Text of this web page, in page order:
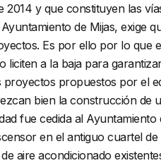
2014 y que constituyen las
de Mijas, exige
Es por ello por lo que
liciten a la baja para
propuestos por el
bien la construcción de
fue cedida al
en el antiguo cuartel
aire acondicionado